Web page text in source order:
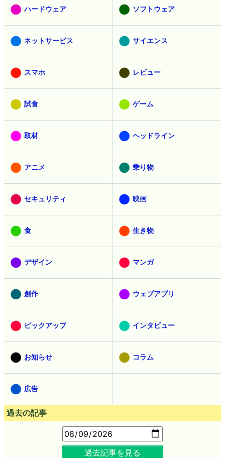
ハードウェア ソフトウェア
ネットサービス サイエンス
スマホ レビュー
試食 ゲーム
取材 ヘッドライン
アニメ 乗り物
セキュリティ 映画
食 生き物
デザイン マンガ
創作 ウェブアプリ
ピックアップ インタビュー
お知らせ コラム
広告
過去の記事
過去記事を見る